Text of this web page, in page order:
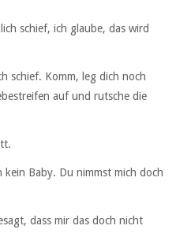
schief, ich glaube, das wird
schief. Komm, leg dich noch
auf und rutsche die
kein Baby. Du nimmst mich doch
dass mir das doch nicht